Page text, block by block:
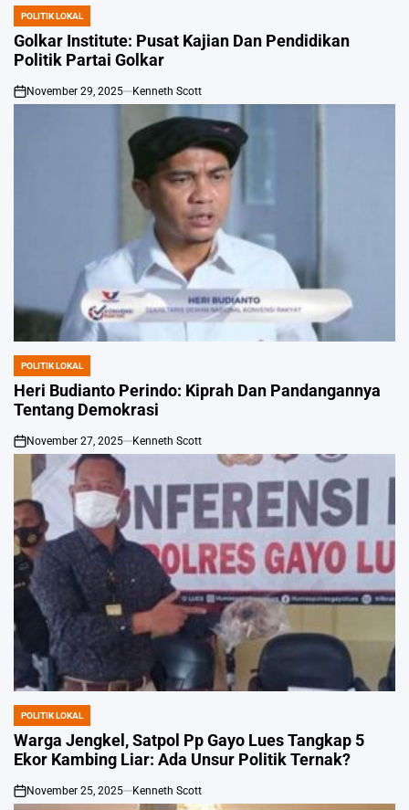
POSTED
IN
POLITIK LOKAL
Golkar Institute: Pusat Kajian Dan Pendidikan
Politik Partai Golkar
on
November 29, 2025 Kenneth Scott
POSTED
IN
POLITIK LOKAL
Heri Budianto Perindo: Kiprah Dan Pandangannya
Tentang Demokrasi
on
November 27, 2025 Kenneth Scott
POSTED
IN
POLITIK LOKAL
Warga Jengkel, Satpol Pp Gayo Lues Tangkap 5
Ekor Kambing Liar: Ada Unsur Politik Ternak?
on
November 25, 2025 Kenneth Scott